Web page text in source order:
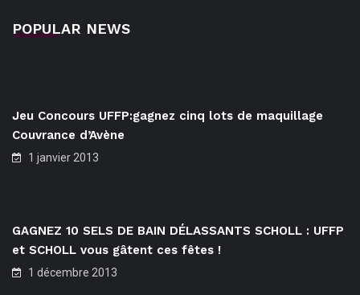
POPULAR NEWS
Jeu Concours UFFP:gagnez cinq lots de maquillage
Couvrance d’Avène
1 janvier 2013
GAGNEZ 10 SELS DE BAIN DÉLASSANTS SCHOLL : UFFP
et SCHOLL vous gâtent ces fêtes !
1 décembre 2013